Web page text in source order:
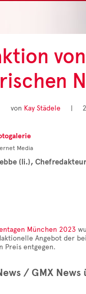
von Kay Städele |
(li.),
München 2023
Angebot der
Preis entgegen.
/ GMX